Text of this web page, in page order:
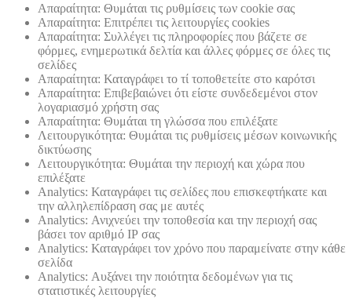
Απαραίτητα: Θυμάται τις ρυθμίσεις των cookie σας
Απαραίτητα: Επιτρέπει τις λειτουργίες cookies
Απαραίτητα: Συλλέγει τις πληροφορίες που βάζετε σε
φόρμες, ενημερωτικά δελτία και άλλες φόρμες σε όλες τις
σελίδες
Απαραίτητα: Καταγράφει το τί τοποθετείτε στο καρότσι
Απαραίτητα: Επιβεβαιώνει ότι είστε συνδεδεμένοι στον
λογαριασμό χρήστη σας
Απαραίτητα: Θυμάται τη γλώσσα που επιλέξατε
Λειτουργικότητα: Θυμάται τις ρυθμίσεις μέσων κοινωνικής
δικτύωσης
Λειτουργικότητα: Θυμάται την περιοχή και χώρα που
επιλέξατε
Analytics: Καταγράφει τις σελίδες που επισκεφτήκατε και
την αλληλεπίδραση σας με αυτές
Analytics: Ανιχνεύει την τοποθεσία και την περιοχή σας
βάσει τον αριθμό ΙΡ σας
Analytics: Καταγράφει τον χρόνο που παραμείνατε στην κάθε
σελίδα
Analytics: Αυξάνει την ποιότητα δεδομένων για τις
στατιστικές λειτουργίες